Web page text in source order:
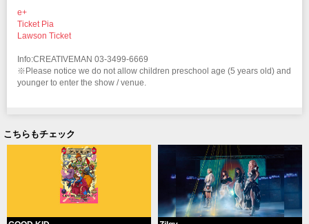
e+
Ticket Pia
Lawson Ticket
Info:CREATIVEMAN 03-3499-6669
※Please notice we do not allow children preschool age (5 years old) and
younger to enter the show / venue.
こちらもチェック